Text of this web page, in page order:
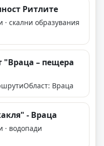
Ритлите
скални образувания
"Враца – пещера
Област: Враца
- Враца
· водопади